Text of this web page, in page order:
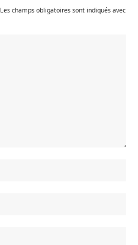
Les champs obligatoires sont indiqués avec